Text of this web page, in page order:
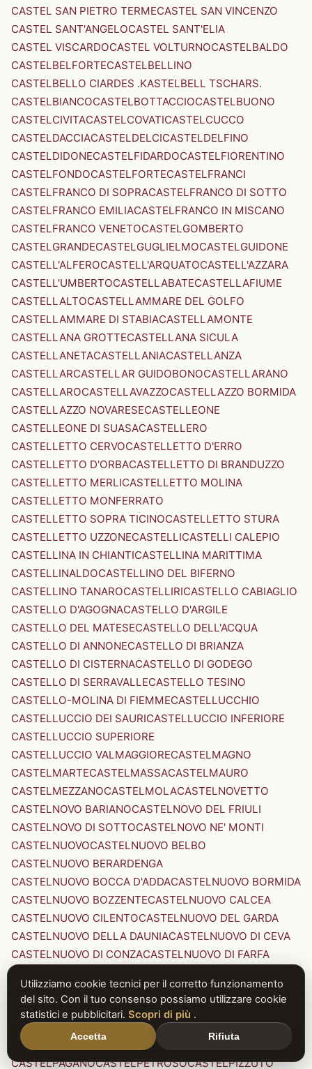
CASTEL SAN PIETRO TERMECASTEL SAN VINCENZO
CASTEL SANT'ANGELOCASTEL SANT'ELIA
CASTEL VISCARDOCASTEL VOLTURNOCASTELBALDO
CASTELBELFORTECASTELBELLINO
CASTELBELLO CIARDES .KASTELBELL TSCHARS.
CASTELBIANCOCASTELBOTTACCIOCASTELBUONO
CASTELCIVITACASTELCOVATICASTELCUCCO
CASTELDACCIACASTELDELCICASTELDELFINO
CASTELDIDONECASTELFIDARDOCASTELFIORENTINO
CASTELFONDOCASTELFORTECASTELFRANCI
CASTELFRANCO DI SOPRACASTELFRANCO DI SOTTO
CASTELFRANCO EMILIACASTELFRANCO IN MISCANO
CASTELFRANCO VENETOCASTELGOMBERTO
CASTELGRANDECASTELGUGLIELMOCASTELGUIDONE
CASTELL'ALFEROCASTELL'ARQUATOCASTELL'AZZARA
CASTELL'UMBERTOCASTELLABATECASTELLAFIUME
CASTELLALTOCASTELLAMMARE DEL GOLFO
CASTELLAMMARE DI STABIACASTELLAMONTE
CASTELLANA GROTTECASTELLANA SICULA
CASTELLANETACASTELLANIACASTELLANZA
CASTELLARCASTELLAR GUIDOBONOCASTELLARANO
CASTELLAROCASTELLAVAZZOCASTELLAZZO BORMIDA
CASTELLAZZO NOVARESECASTELLEONE
CASTELLEONE DI SUASACASTELLERO
CASTELLETTO CERVOCASTELLETTO D'ERRO
CASTELLETTO D'ORBACASTELLETTO DI BRANDUZZO
CASTELLETTO MERLICASTELLETTO MOLINA
CASTELLETTO MONFERRATO
CASTELLETTO SOPRA TICINOCASTELLETTO STURA
CASTELLETTO UZZONECASTELLICASTELLI CALEPIO
CASTELLINA IN CHIANTICASTELLINA MARITTIMA
CASTELLINALDOCASTELLINO DEL BIFERNO
CASTELLINO TANAROCASTELLIRICASTELLO CABIAGLIO
CASTELLO D'AGOGNACASTELLO D'ARGILE
CASTELLO DEL MATESECASTELLO DELL'ACQUA
CASTELLO DI ANNONECASTELLO DI BRIANZA
CASTELLO DI CISTERNACASTELLO DI GODEGO
CASTELLO DI SERRAVALLECASTELLO TESINO
CASTELLO-MOLINA DI FIEMMECASTELLUCCHIO
CASTELLUCCIO DEI SAURICASTELLUCCIO INFERIORE
CASTELLUCCIO SUPERIORE
CASTELLUCCIO VALMAGGIORECASTELMAGNO
CASTELMARTECASTELMASSACASTELMAURO
CASTELMEZZANOCASTELMOLACASTELNOVETTO
CASTELNOVO BARIANOCASTELNOVO DEL FRIULI
CASTELNOVO DI SOTTOCASTELNOVO NE' MONTI
CASTELNUOVOCASTELNUOVO BELBO
CASTELNUOVO BERARDENGA
CASTELNUOVO BOCCA D'ADDACASTELNUOVO BORMIDA
CASTELNUOVO BOZZENTECASTELNUOVO CALCEA
CASTELNUOVO CILENTOCASTELNUOVO DEL GARDA
CASTELNUOVO DELLA DAUNIACASTELNUOVO DI CEVA
CASTELNUOVO DI CONZACASTELNUOVO DI FARFA
CASTELNUOVO DI PORTO CASTELNUOVO DON BOSCO
CASTELNUOVO MAGRACASTELNUOVO NIGRA
CASTELNUOVO PARANOCASTELNUOVO RANGONE
CASTELNUOVO SCRIVIA
CASTELNUOVO VAL DI CECINA
CASTELPAGANOCASTELPETROSOCASTELPIZZUTO
Utilizziamo cookie tecnici per il corretto funzionamento
del sito. Con il tuo consenso possiamo utilizzare cookie
statistici e pubblicitari. Scopri di più .
Accetta Rifiuta